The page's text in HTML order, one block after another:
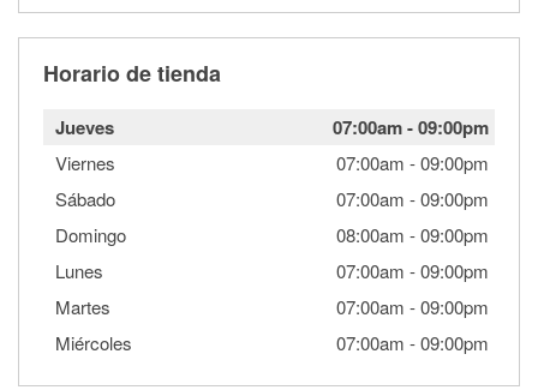
Horario de tienda
Jueves 07:00am-09:00pm
Viernes 07:00am -09:00pm
Sábado
07:00am -09:00pm
Domingo
08:00am -09:00pm
Lunes
07:00am -09:00pm
Martes
07:00am -09:00pm
Miércoles
07:00am -09:00pm